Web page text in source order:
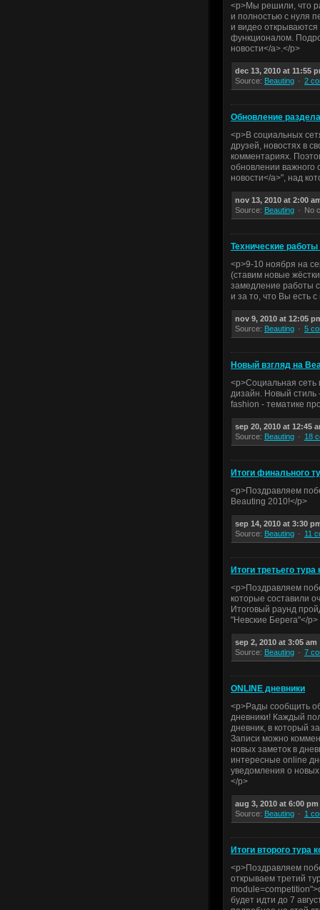
<p>Мы решили, что
и полностью с нуля
и видео
функционалом.
новости</a>.</p>
dec 13, 2010 at 11:55
Source: Beauting 2
Обновление
<p>В социальных
друзей, новостях в
комментариях.
обновлении важного
новости</a>", над
nov 13, 2010 at 2:00
Source: Beauting No
Технические
<p>9-10 ноября на
(ставим новые
замедление работы
и за то, что Вы есть
nov 9, 2010 at 12:05
Source: Beauting 5
Новый взгляд на
<p>Социальная сеть
дизайн. Новый стиль
fashion - тематике
sep 20, 2010 at 12:45
Source: Beauting 18
Итоги финального
<p>Поздравляем
Beauting 2010!</p>
sep 14, 2010 at 3:30
Source: Beauting 11
Итоги третьего
<p>Поздравляем
которые составили
Итоговый раунд
"Невские Берега"</p>
sep 2, 2010 at 3:05 am
Source: Beauting 7
ONLINE дневники
<p>Рады сообщить
дневники! Каждый
дневник, в который
Записи можно
новых заметок в
интересные online
уведомления о
</p>
aug 3, 2010 at 6:00 pm
Source: Beauting 1
Итоги второго тура
<p>Поздравляем
открываем третий
будет идти до 7